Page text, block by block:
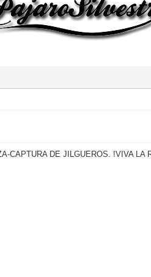
CAPTURA DE JILGUEROS. !VIVA LA